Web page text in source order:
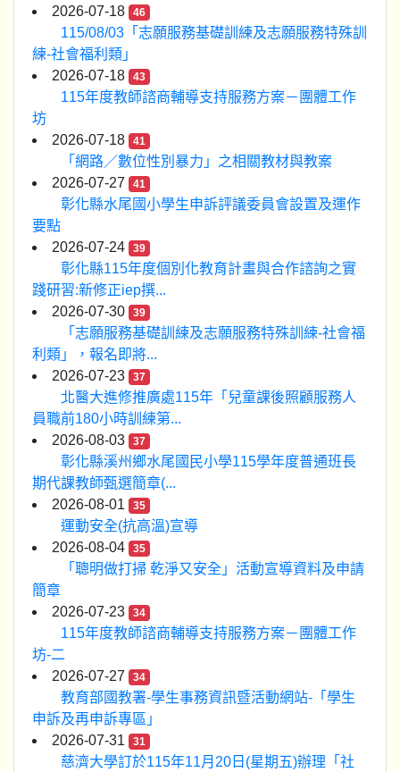
2026-07-18 46
115/08/03「志願服務基礎訓練及志願服務特殊訓
練-社會福利類」
2026-07-18
43
115年度教師諮商輔導支持服務方案－團體工作
坊
2026-07-18
41
「網路／數位性別暴力」之相關教材與教案
2026-07-27
41
彰化縣水尾國小學生申訴評議委員會設置及運作
要點
2026-07-24
39
彰化縣115年度個別化教育計畫與合作諮詢之實
踐研習:新修正iep撰...
2026-07-30
39
「志願服務基礎訓練及志願服務特殊訓練-社會福
利類」，報名即將...
2026-07-23
37
北醫大進修推廣處115年「兒童課後照顧服務人
員職前180小時訓練第...
2026-08-03
37
彰化縣溪州鄉水尾國民小學115學年度普通班長
期代課教師甄選簡章(...
2026-08-01
35
運動安全(抗高溫)宣導
2026-08-04
35
「聰明做打掃 乾淨又安全」活動宣導資料及申請
簡章
2026-07-23
34
115年度教師諮商輔導支持服務方案－團體工作
坊-二
2026-07-27
34
教育部國教署-學生事務資訊暨活動網站-「學生
申訴及再申訴專區」
2026-07-31
31
慈濟大學訂於115年11月20日(星期五)辦理「社